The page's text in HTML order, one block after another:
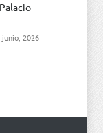
junio, 2026